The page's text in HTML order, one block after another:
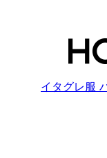
イタグレ服